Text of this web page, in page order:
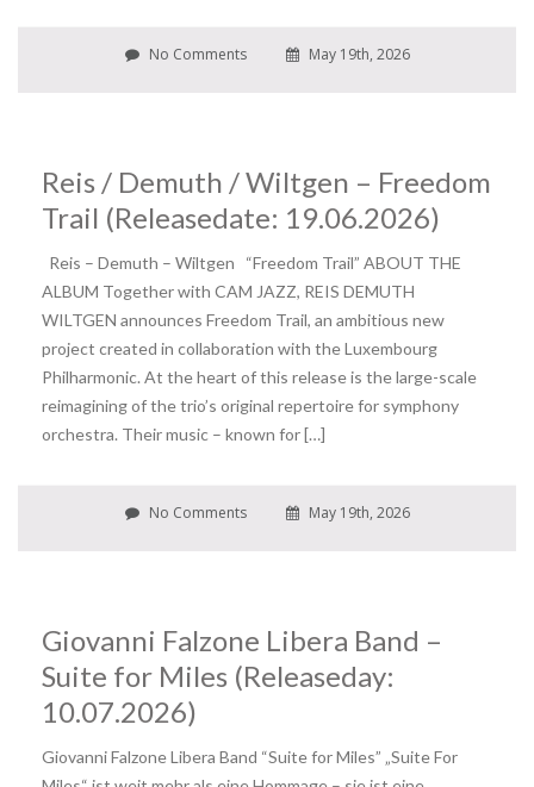
No Comments May 19th, 2026
Reis / Demuth / Wiltgen – Freedom
Trail (Releasedate: 19.06.2026)
Reis – Demuth – Wiltgen “Freedom Trail” ABOUT THE
ALBUM Together with CAM JAZZ, REIS DEMUTH
WILTGEN announces Freedom Trail, an ambitious new
project created in collaboration with the Luxembourg
Philharmonic. At the heart of this release is the large-scale
reimagining of the trio’s original repertoire for symphony
orchestra. Their music – known for […]
No Comments May 19th, 2026
Giovanni Falzone Libera Band –
Suite for Miles (Releaseday:
10.07.2026)
Giovanni Falzone Libera Band “Suite for Miles” „Suite For